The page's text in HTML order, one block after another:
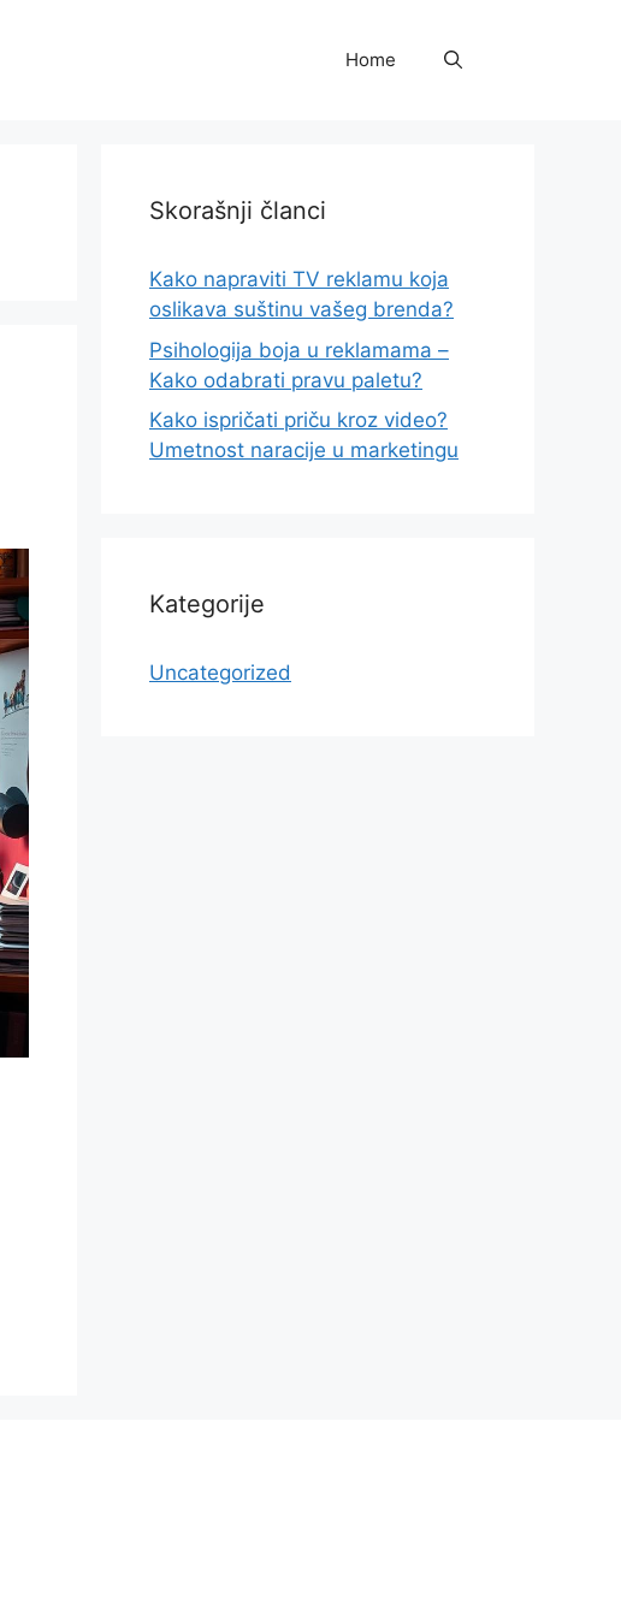
Home
Skorašnji članci
Kako napraviti TV reklamu koja
oslikava suštinu vašeg brenda?
Psihologija boja u reklamama –
Kako odabrati pravu paletu?
Kako ispričati priču kroz video?
Umetnost naracije u marketingu
Kategorije
Uncategorized